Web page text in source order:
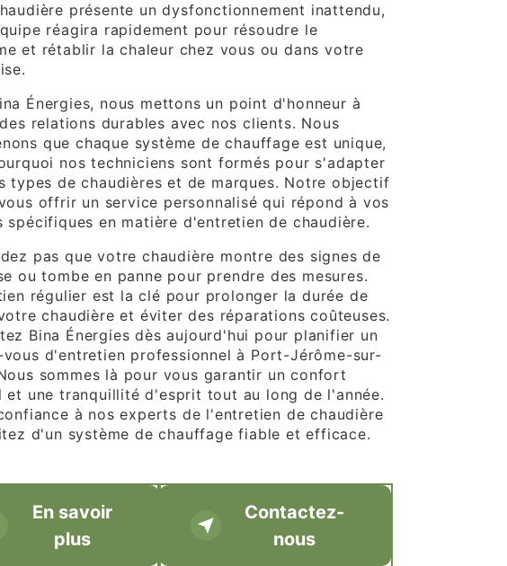
présente un dysfonctionnement inattendu,
réagira rapidement pour résoudre le
et rétablir la chaleur chez vous ou dans votre
Énergies, nous mettons un point d'honneur à
relations durables avec nos clients. Nous
que chaque système de chauffage est unique,
nos techniciens sont formés pour s'adapter
types de chaudières et de marques. Notre objectif
offrir un service personnalisé qui répond à vos
spécifiques en matière d'entretien de chaudière.
pas que votre chaudière montre des signes de
ou tombe en panne pour prendre des mesures.
régulier est la clé pour prolonger la durée de
chaudière et éviter des réparations coûteuses.
Bina Énergies dès aujourd'hui pour planifier un
vous d'entretien professionnel à Port-Jérôme-sur-
sommes là pour vous garantir un confort
et une tranquillité d'esprit tout au long de l'année.
à nos experts de l'entretien de chaudière
d'un système de chauffage fiable et efficace.
En savoir
plus
Contactez-
nous